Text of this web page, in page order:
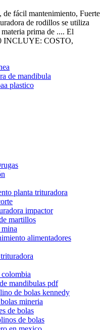
de fácil mantenimiento, Fuerte
de rodillos se utiliza
prima de .... El
INCLUYE: COSTO,
de mandibula
plastico
planta trituradora
impactor
martillos
alimentadores
mandibulas pdf
de bolas kennedy
mineria
de bolas
de bolas